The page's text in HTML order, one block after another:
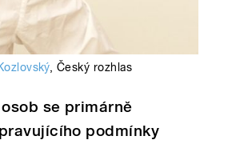
, Český rozhlas
se primárně
podmínky